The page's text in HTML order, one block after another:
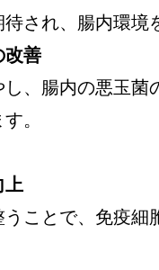
され、腸内環境
改善
、腸内の悪玉
。
上
ことで、免疫